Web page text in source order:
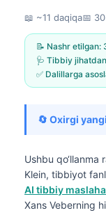
📖 ~11 daqiqa📅
📝 Nashr etilgan:
🩺 Tibbiy
✅ Dalillarga
🔄 Oxirgi
Ushbu
Klein, tibbiyot
AI tibbiy
Xans Veberning